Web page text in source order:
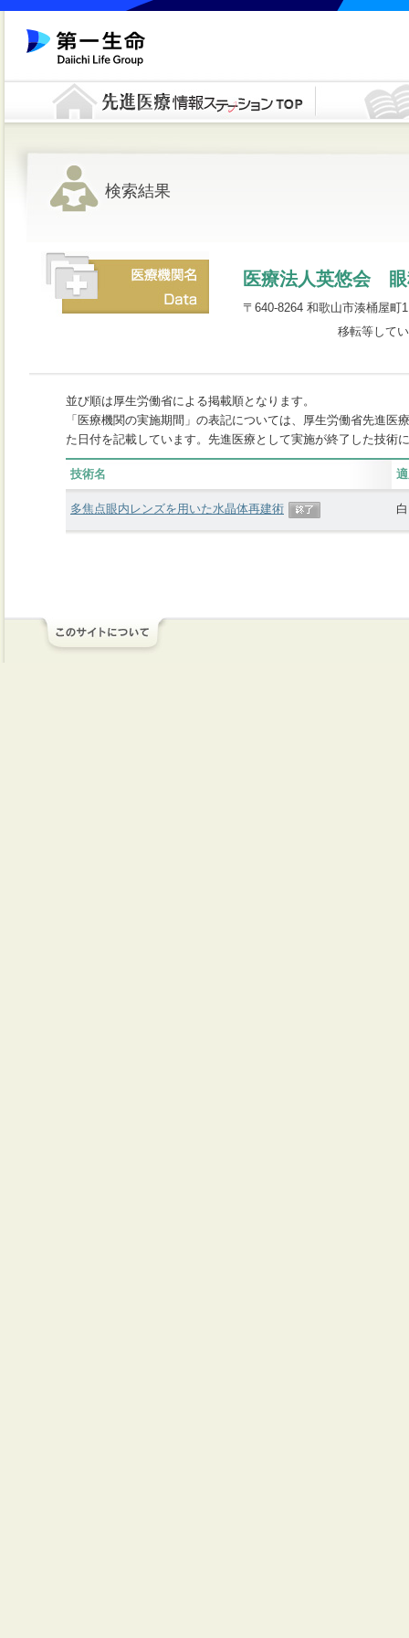
検索結果
医療法人英悠会 眼
〒640-8264 和歌山市湊桶屋町
移転等して
並び順は厚生労働省による掲載順となります。
「医療機関の実施期間」の表記については、厚生労働省先進
た日付を記載しています。先進医療として実施が終了した技術
技術名
多焦点眼内レンズを用いた水晶体再建術